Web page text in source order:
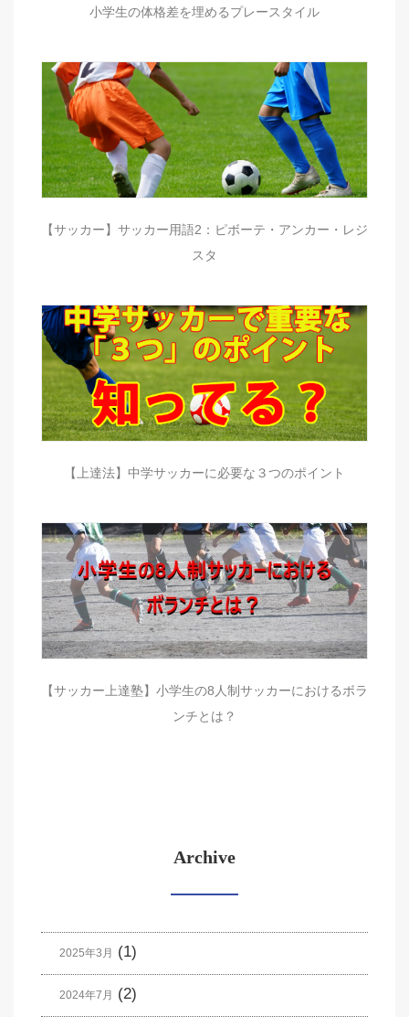
小学生の体格差を埋めるプレースタイル
【サッカー】サッカー用語2：ピボーテ・アンカー・レジ
スタ
【上達法】中学サッカーに必要な３つのポイント
【サッカー上達塾】小学生の8人制サッカーにおけるボラ
ンチとは？
Archive
2025年3月 (1)
2024年7月 (2)